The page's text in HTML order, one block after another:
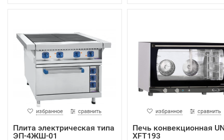
избранное сравнить
Плита электрическая типа
ЭП-4ЖШ-01
избранное сравнить
Печь конвекционная
XFT193